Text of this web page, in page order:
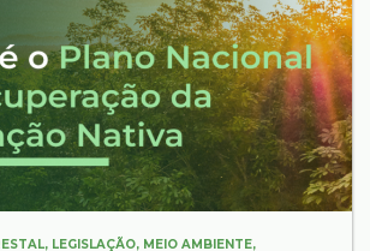
, LEGISLAÇÃO, MEIO AMBIENTE,